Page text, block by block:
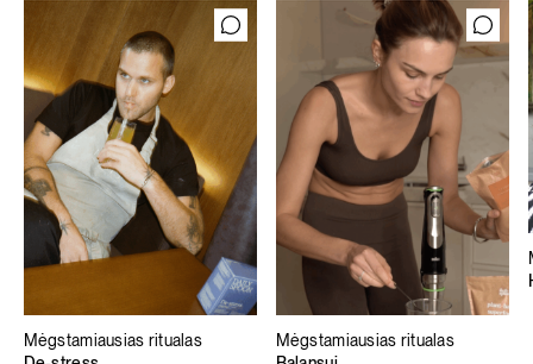
Mėgstamiausias ritualas
Mėgstamiausias ritualas